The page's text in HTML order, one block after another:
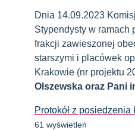
Dnia 14.09.2023
Stypendysty w ramach
frakcji zawieszonej
starszymi i placówek
Krakowie (nr projektu
Olszewska oraz Pani
Protokół z
61 wyświetleń